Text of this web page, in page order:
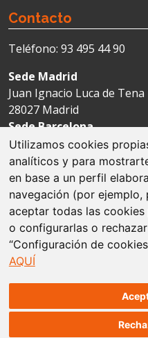
Utilizamos cookies
analíticos y para
en base a un perfil
navegación (por ejemplo,
aceptar todas las cookies
o configurarlas o
“Configuración de
AQUÍ
Contacto
Teléfono: 93 495 44 90
Sede Madrid
Juan Ignacio Luca de Tena
28027 Madrid
Sede Barcelona
Avda. Josep Tarradellas
08029 Barcelona
©
Política